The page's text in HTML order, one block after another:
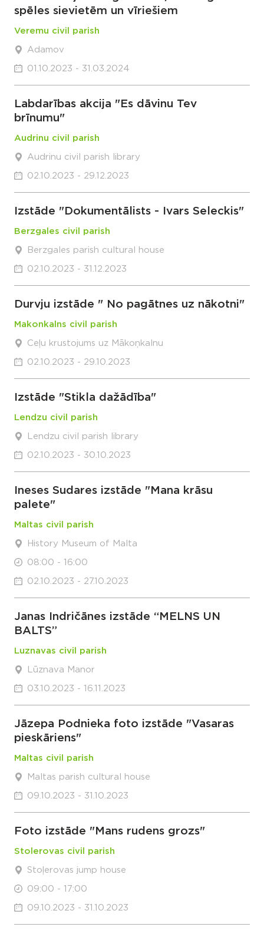
spēles sievietēm un vīriešiem
Veremu civil parish
Adamov
01.10.2023 - 31.03.2024
Labdarības akcija "Es dāvinu Tev
brīnumu"
Audrinu civil parish
Audrinu civil parish library
02.10.2023 - 29.12.2023
Izstāde "Dokumentālists - Ivars Seleckis"
Berzgales civil parish
Berzgales parish cultural house
02.10.2023 - 31.12.2023
Durvju izstāde " No pagātnes uz nākotni"
Makonkalns civil parish
Ceļu krustojums uz Mākoņkalnu
02.10.2023 - 29.10.2023
Izstāde "Stikla dažādība"
Lendzu civil parish
Lendzu civil parish library
02.10.2023 - 30.10.2023
Ineses Sudares izstāde "Mana krāsu
palete"
Maltas civil parish
History Museum of Malta
08:00 - 16:00
02.10.2023 - 27.10.2023
Janas Indričānes izstāde “MELNS UN
BALTS”
Luznavas civil parish
Lūznava Manor
03.10.2023 - 16.11.2023
Jāzepa Podnieka foto izstāde "Vasaras
pieskāriens"
Maltas civil parish
Maltas parish cultural house
09.10.2023 - 31.10.2023
Foto izstāde "Mans rudens grozs"
Stolerovas civil parish
Stoļerovas jump house
09:00 - 17:00
09.10.2023 - 31.10.2023